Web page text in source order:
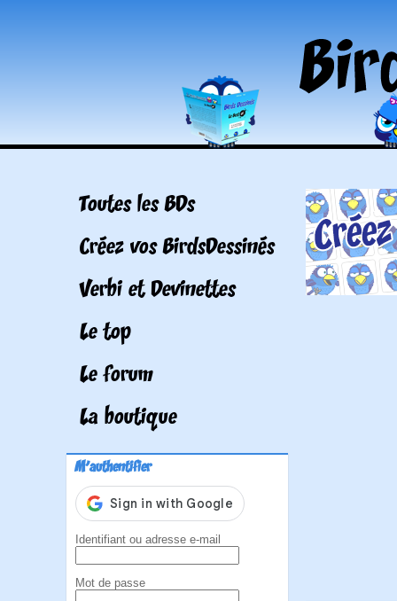
Toutes les BDs
Créez vos BirdsDessinés
Verbi et Devinettes
Le top
Le forum
La boutique
M'authentifier
Identifiant ou adresse e-mail
Mot de passe